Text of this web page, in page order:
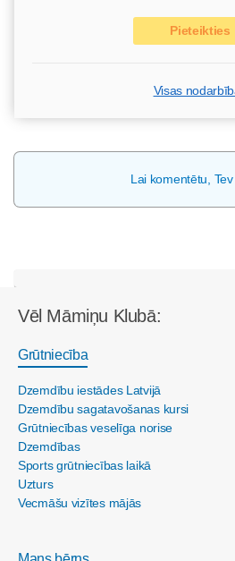
Pieteikties
Visas
Lai komentētu,
Vēl Māmiņu Klubā:
Grūtniecība
Dzemdību iestādes Latvijā
Dzemdību sagatavošanas kursi
Grūtniecības veselīga norise
Dzemdības
Sports grūtniecības laikā
Uzturs
Vecmāšu vizītes mājās